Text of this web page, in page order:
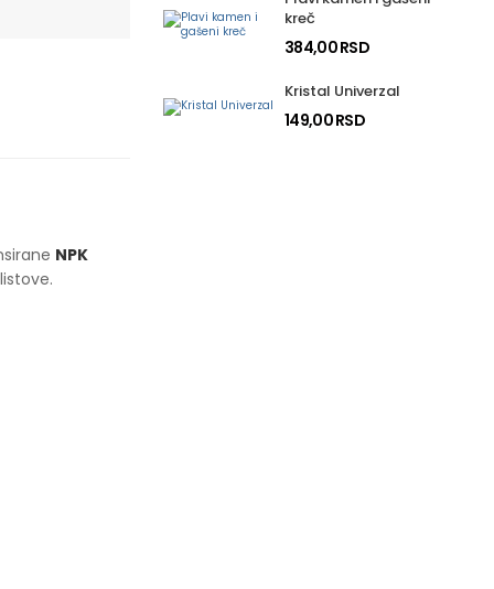
NPK
kreč
384,00 RSD
Kristal Univerzal
149,00 RSD